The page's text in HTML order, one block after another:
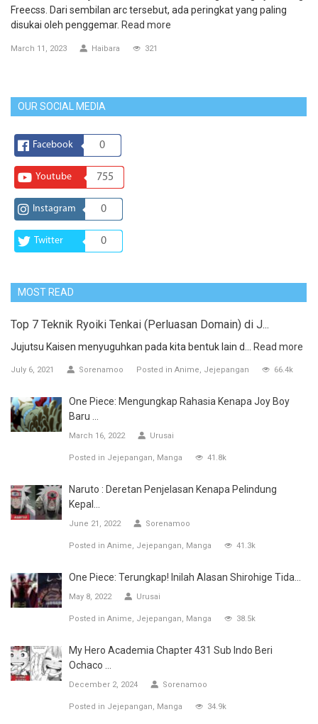
Freecss. Dari sembilan arc tersebut, ada peringkat yang paling
disukai oleh penggemar. Read more
March 11, 2023 Haibara 321
OUR SOCIAL MEDIA
Facebook 0
Youtube 755
Instagram 0
Twitter 0
MOST READ
Top 7 Teknik Ryoiki Tenkai (Perluasan Domain) di J...
Jujutsu Kaisen menyuguhkan pada kita bentuk lain d... Read more
July 6, 2021 Sorenamoo Posted in Anime Jejepangan 66.4k
One Piece: Mengungkap Rahasia Kenapa Joy Boy
Baru ...
March 16, 2022 Urusai
Posted in Jejepangan Manga 41.8k
Naruto : Deretan Penjelasan Kenapa Pelindung
Kepal...
June 21, 2022 Sorenamoo
Posted in Anime Jejepangan Manga 41.3k
One Piece: Terungkap! Inilah Alasan Shirohige Tida...
May 8, 2022 Urusai
Posted in Anime Jejepangan Manga 38.5k
My Hero Academia Chapter 431 Sub Indo Beri
Ochaco ...
December 2, 2024 Sorenamoo
Posted in Jejepangan Manga 34.9k